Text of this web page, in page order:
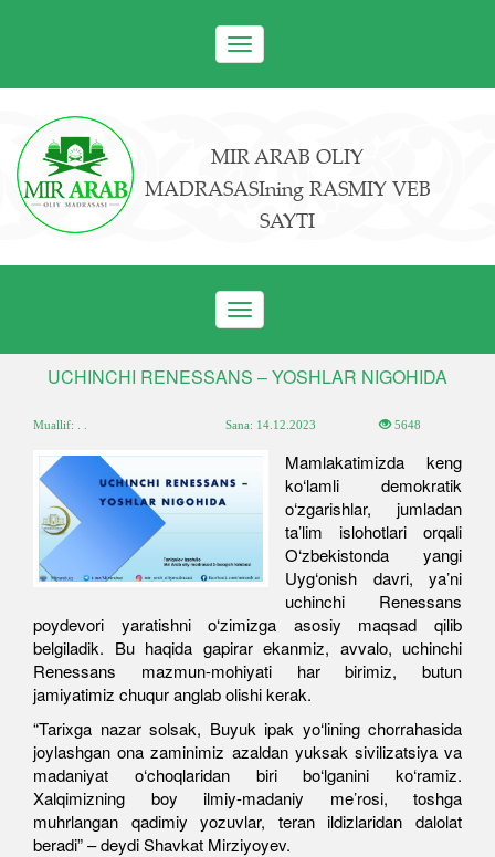
Toggle
navigation
MIR ARAB OLIY
MADRASASIning RASMIY VEB
SAYTI
Toggle
navigation
UCHINCHI RENESSANS – YOSHLAR NIGOHIDA
Muallif: . . Sana: 14.12.2023 5648
Mamlakatimizda keng
ko‘lamli demokratik
o‘zgarishlar, jumladan
ta’lim islohotlari orqali
O‘zbekistonda yangi
Uyg‘onish davri, ya’ni
uchinchi Renessans
poydevori yaratishni o‘zimizga asosiy maqsad qilib
belgiladik. Bu haqida gapirar ekanmiz, avvalo, uchinchi
Renessans mazmun-mohiyati har birimiz, butun
jamiyatimiz chuqur anglab olishi kerak.
“Tarixga nazar solsak, Buyuk ipak yo‘lining chorrahasida
joylashgan ona zaminimiz azaldan yuksak sivilizatsiya va
madaniyat o‘choqlaridan biri bo‘lganini ko‘ramiz.
Xalqimizning boy ilmiy-madaniy me’rosi, toshga
muhrlangan qadimiy yozuvlar, teran ildizlaridan dalolat
beradi” – deydi Shavkat Mirziyoyev.